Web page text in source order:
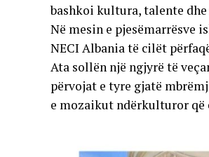
bashkoi kultura, talente
Në mesin e pjesëmarrësve
NECI Albania të cilët
Ata sollën një ngjyrë të
përvojat e tyre gjatë
e mozaikut ndërkulturor që